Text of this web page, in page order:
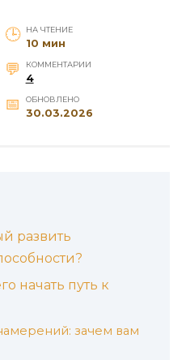
НА ЧТЕНИЕ
10 мин
КОММЕНТАРИИ
4
ОБНОВЛЕНО
30.03.2026
развить
начать путь к
зачем вам